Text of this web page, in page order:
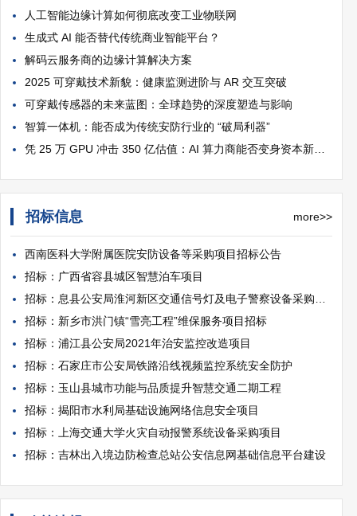
人工智能边缘计算如何彻底改变工业物联网
生成式 AI 能否替代传统商业智能平台？
解码云服务商的边缘计算解决方案
2025 可穿戴技术新貌：健康监测进阶与 AR 交互突破
可穿戴传感器的未来蓝图：全球趋势的深度塑造与影响
智算一体机：能否成为传统安防行业的 “破局利器”
招标信息 more>>
西南医科大学附属医院安防设备等采购项目招标公告
招标：广西省容县城区智慧泊车项目
招标：新乡市洪门镇“雪亮工程”维保服务项目招标
招标：浦江县公安局2021年治安监控改造项目
招标：石家庄市公安局铁路沿线视频监控系统安全防护
招标：玉山县城市功能与品质提升智慧交通二期工程
招标：揭阳市水利局基础设施网络信息安全项目
招标：上海交通大学火灾自动报警系统设备采购项目
招标：吉林出入境边防检查总站公安信息网基础信息平台建设